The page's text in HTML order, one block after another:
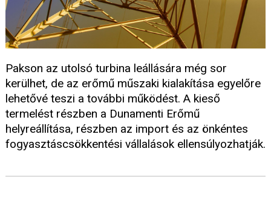
Pakson az utolsó turbina leállására még sor
kerülhet, de az erőmű műszaki kialakítása egyelőre
lehetővé teszi a további működést. A kieső
termelést részben a Dunamenti Erőmű
helyreállítása, részben az import és az önkéntes
fogyasztáscsökkentési vállalások ellensúlyozhatják.